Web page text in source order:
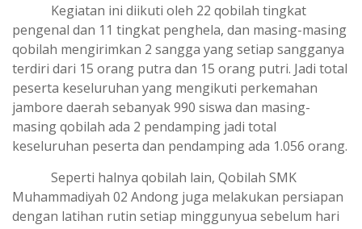
Kegiatan ini diikuti oleh 22 qobilah tingkat
pengenal dan 11 tingkat penghela, dan masing-masing
qobilah mengirimkan 2 sangga yang setiap sangganya
terdiri dari 15 orang putra dan 15 orang putri. Jadi total
peserta keseluruhan yang mengikuti perkemahan
jambore daerah sebanyak 990 siswa dan masing-
masing qobilah ada 2 pendamping jadi total
keseluruhan peserta dan pendamping ada 1.056 orang.
Seperti halnya qobilah lain, Qobilah SMK
Muhammadiyah 02 Andong juga melakukan persiapan
dengan latihan rutin setiap minggunyua sebelum hari